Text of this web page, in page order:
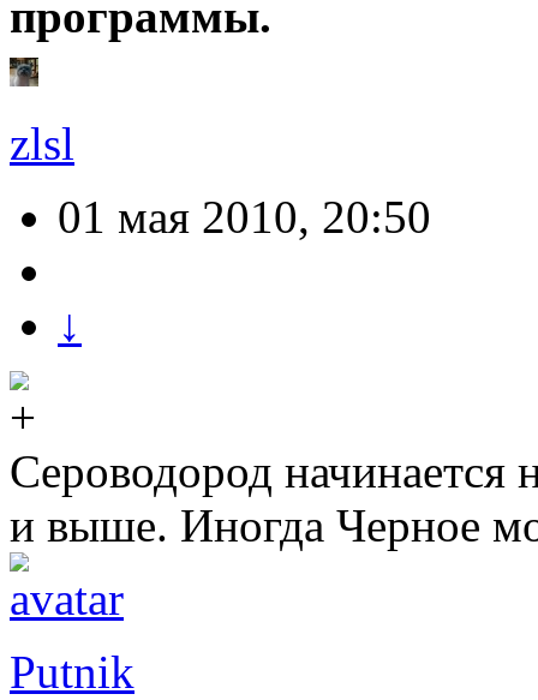
программы.
zlsl
01 мая 2010, 20:50
↓
Сероводород начинается
и выше. Иногда Черное
Putnik